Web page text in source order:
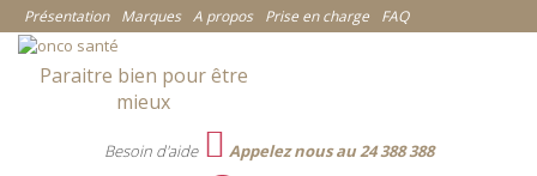
Présentation Marques A propos Prise en charge FAQ
Paraitre bien pour être
mieux
Besoin d'aide
Appelez nous au 24 388 388